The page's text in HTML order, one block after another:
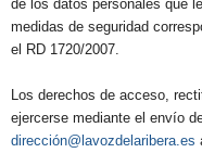
de los datos personales que
medidas de seguridad
el RD 1720/2007.
Los derechos de acceso,
ejercerse mediante el envío
dirección@lavozdelaribera.es